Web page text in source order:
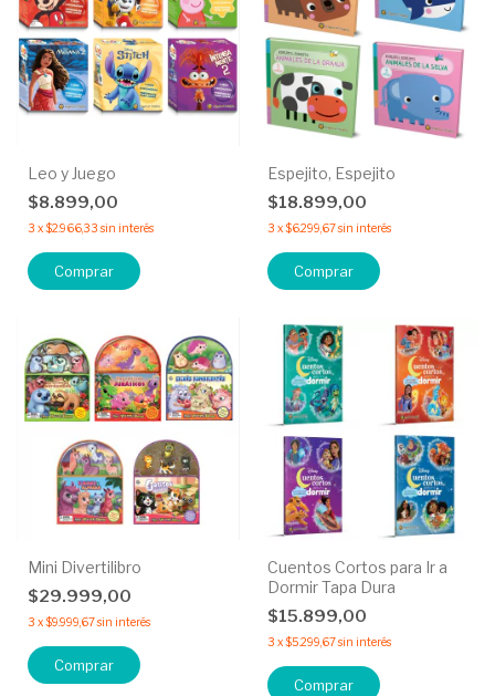
Leo y Juego
$8.899,00
3 x$2.966,33 sin interés
Comprar
Espejito, Espejito
$18.899,00
3 x$6.299,67sin interés
Comprar
Mini Divertilibro
$29.999,00
3 x$9.999,67sin interés
Comprar
Cuentos Cortos para Ir a
Dormir Tapa Dura
$15.899,00
3 x$5.299,67sin interés
Comprar